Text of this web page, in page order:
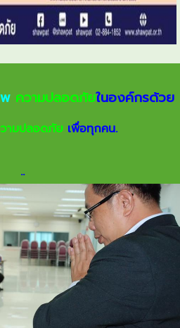
ความปลอดภัยในองค์กรด้วย
ามปลอดภัย เพื่อทุกคน.
..